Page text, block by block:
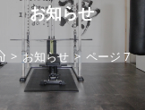
お知らせ
> お知らせ > ページ 7